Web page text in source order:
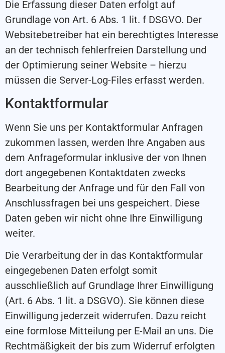
Die Erfassung dieser Daten erfolgt auf
Grundlage von Art. 6 Abs. 1 lit. f DSGVO. Der
Websitebetreiber hat ein berechtigtes Interesse
an der technisch fehlerfreien Darstellung und
der Optimierung seiner Website – hierzu
müssen die Server-Log-Files erfasst werden.
Kontaktformular
Wenn Sie uns per Kontaktformular Anfragen
zukommen lassen, werden Ihre Angaben aus
dem Anfrageformular inklusive der von Ihnen
dort angegebenen Kontaktdaten zwecks
Bearbeitung der Anfrage und für den Fall von
Anschlussfragen bei uns gespeichert. Diese
Daten geben wir nicht ohne Ihre Einwilligung
weiter.
Die Verarbeitung der in das Kontaktformular
eingegebenen Daten erfolgt somit
ausschließlich auf Grundlage Ihrer Einwilligung
(Art. 6 Abs. 1 lit. a DSGVO). Sie können diese
Einwilligung jederzeit widerrufen. Dazu reicht
eine formlose Mitteilung per E-Mail an uns. Die
Rechtmäßigkeit der bis zum Widerruf erfolgten